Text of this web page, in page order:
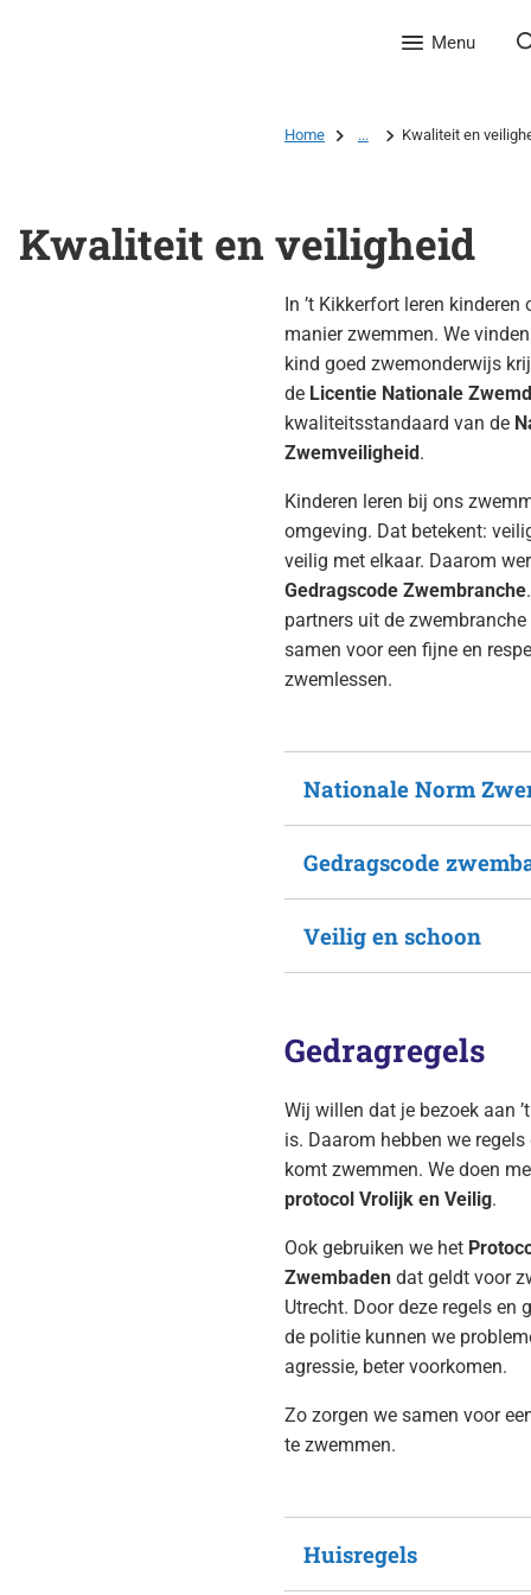
Menu
Home ... Kwaliteit en
Kwaliteit en veiligheid
In ’t Kikkerfort leren kinderen
manier zwemmen. We
kind goed zwemonderwijs
de Licentie Nationale
kwaliteitsstandaard van de
Zwemveiligheid.
Kinderen leren bij ons
omgeving. Dat betekent:
veilig met elkaar. Daarom
Gedragscode Zwembranche
partners uit de
samen voor een fijne en
zwemlessen.
Nationale Norm
Gedragscode
Veilig en schoon
Gedragregels
Wij willen dat je bezoek aan
is. Daarom hebben we
komt zwemmen. We doen
protocol Vrolijk en Veilig.
Ook gebruiken we het
Zwembaden dat geldt voor
Utrecht. Door deze regels en
de politie kunnen we
agressie, beter voorkomen.
Zo zorgen we samen voor
te zwemmen.
Huisregels